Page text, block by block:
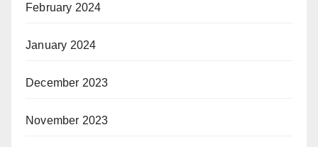
February 2024
January 2024
December 2023
November 2023